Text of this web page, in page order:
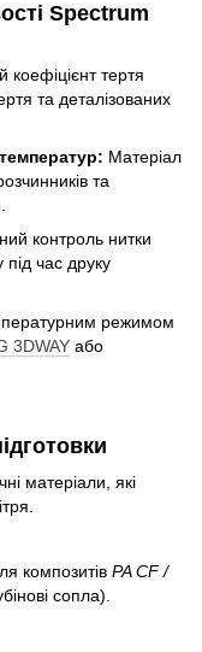
Spectrum
коефіцієнт тертя
та деталізованих
Матеріал
та
контроль нитки
під час друку
режимом
3DWAY або
матеріали, які
композитів PA CF /
сопла).